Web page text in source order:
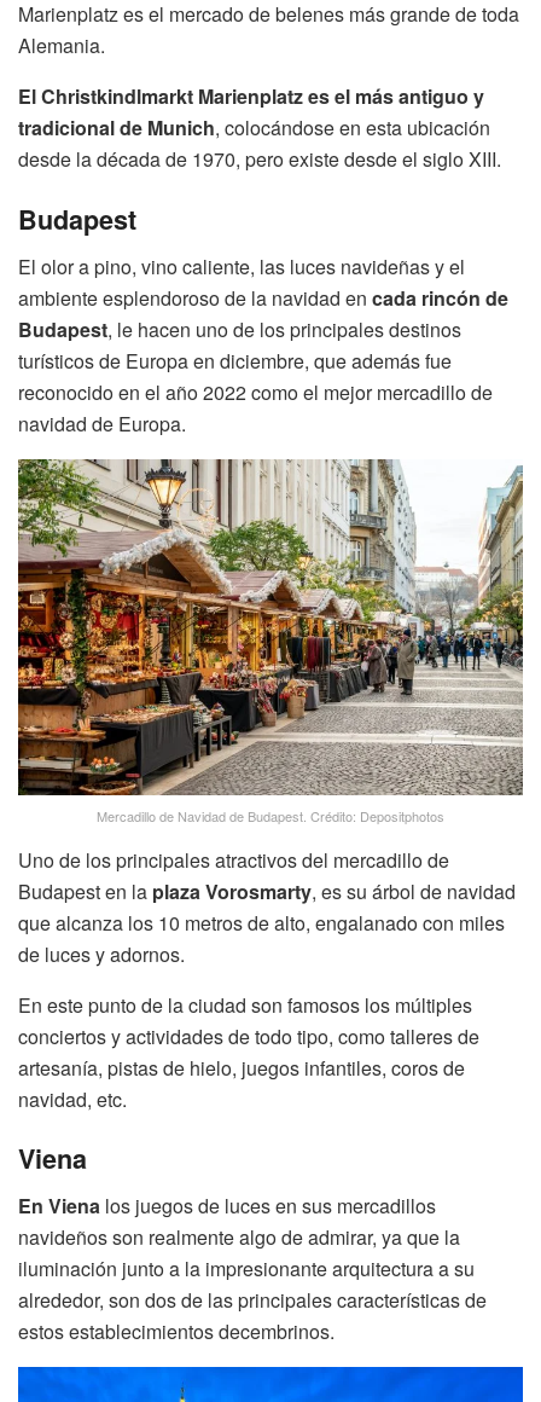
Marienplatz es el mercado de belenes más grande de toda
Alemania.
El Christkindlmarkt Marienplatz es el más antiguo y
tradicional de Munich, colocándose en esta ubicación
desde la década de 1970, pero existe desde el siglo XIII.
Budapest
El olor a pino, vino caliente, las luces navideñas y el
ambiente esplendoroso de la navidad en cada rincón de
Budapest, le hacen uno de los principales destinos
turísticos de Europa en diciembre, que además fue
reconocido en el año 2022 como el mejor mercadillo de
navidad de Europa.
Mercadillo de Navidad de Budapest. Crédito: Depositphotos
Uno de los principales atractivos del mercadillo de
Budapest en la plaza Vorosmarty, es su árbol de navidad
que alcanza los 10 metros de alto, engalanado con miles
de luces y adornos.
En este punto de la ciudad son famosos los múltiples
conciertos y actividades de todo tipo, como talleres de
artesanía, pistas de hielo, juegos infantiles, coros de
navidad, etc.
Viena
En Viena los juegos de luces en sus mercadillos
navideños son realmente algo de admirar, ya que la
iluminación junto a la impresionante arquitectura a su
alrededor, son dos de las principales características de
estos establecimientos decembrinos.